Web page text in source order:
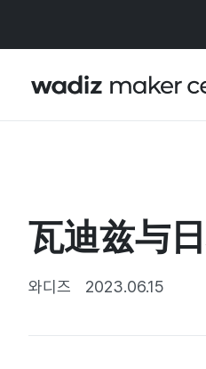
我的 WADIZ
重要更新
瓦迪兹与
와디즈 2023.06.15